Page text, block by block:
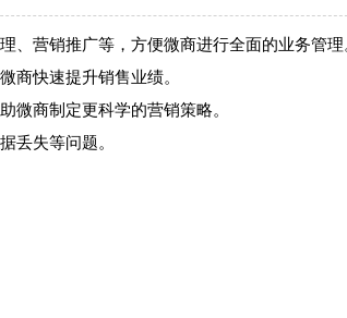
、营销推广等，方便微商进行全面的业务管
商快速提升销售业绩。
微商制定更科学的营销策略。
丢失等问题。